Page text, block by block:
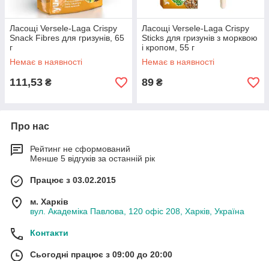
Ласощі Versele-Laga Crispy
Snack Fibres для гризунів, 65
г
Немає в наявності
111,53 ₴
Ласощі Versele-Laga Crispy
Sticks для гризунів з морквою
і кропом, 55 г
Немає в наявності
89 ₴
Про нас
Рейтинг не сформований
Менше 5 відгуків за останній рік
Працює з 03.02.2015
м. Харків
вул. Академіка Павлова, 120 офіс 208, Харків, Україна
Контакти
Сьогодні працює з 09:00 до 20:00